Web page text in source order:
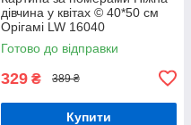
дівчина у квітах © 40*50 см
Орігамі LW 16040
Готово до відправки
329 ₴ 389 ₴
Купити